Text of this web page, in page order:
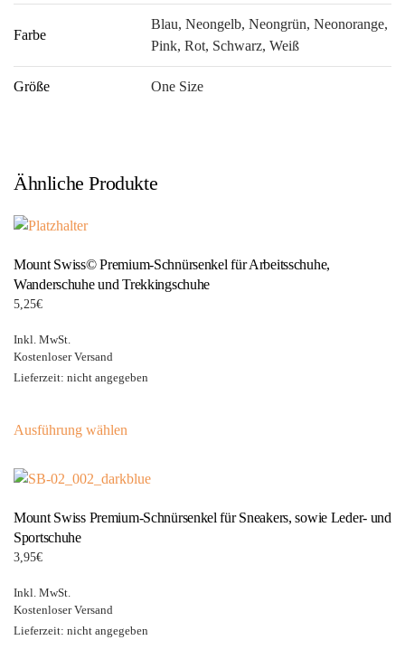
Farbe
Blau, Neongelb, Neongrün, Neonorange,
Pink, Rot, Schwarz, Weiß
Größe One Size
Ähnliche Produkte
Mount Swiss© Premium-Schnürsenkel für Arbeitsschuhe,
Wanderschuhe und Trekkingschuhe
5,25€
Inkl. MwSt.
Kostenloser Versand
Lieferzeit: nicht angegeben
Ausführung wählenProdukt
mehrere
auf.
der
Mount Swiss Premium-Schnürsenkel für Sneakers, sowie Leder- und
Sportschuhe
3,95€
Inkl. MwSt.
Kostenloser Versand
Lieferzeit: nicht angegeben